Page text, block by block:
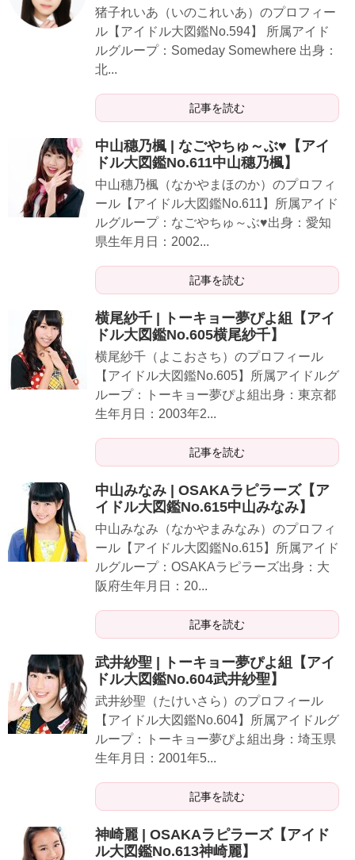
猪子れいあ（いのこれいあ）のプロフィー
ル【アイドル大図鑑No.594】 所属アイド
ルグループ：Someday Somewhere 出身：
北...
記事を読む
中山穗乃楓 | なごやちゅ～ぶ♥【アイ
ドル大図鑑No.611中山穗乃楓】
中山穗乃楓（なかやまほのか）のプロフィ
ール【アイドル大図鑑No.611】所属アイド
ルグループ：なごやちゅ～ぶ♥出身：愛知
県生年月日：2002...
記事を読む
横尾紗千 | トーキョー夢ぴよ組【アイ
ドル大図鑑No.605横尾紗千】
横尾紗千（よこおさち）のプロフィール
【アイドル大図鑑No.605】所属アイドルグ
ループ：トーキョー夢ぴよ組出身：東京都
生年月日：2003年2...
記事を読む
中山みなみ | OSAKAラピラーズ【ア
イドル大図鑑No.615中山みなみ】
中山みなみ（なかやまみなみ）のプロフィ
ール【アイドル大図鑑No.615】所属アイド
ルグループ：OSAKAラピラーズ出身：大
阪府生年月日：20...
記事を読む
武井紗聖 | トーキョー夢ぴよ組【アイ
ドル大図鑑No.604武井紗聖】
武井紗聖（たけいさら）のプロフィール
【アイドル大図鑑No.604】所属アイドルグ
ループ：トーキョー夢ぴよ組出身：埼玉県
生年月日：2001年5...
記事を読む
神崎麗 | OSAKAラピラーズ【アイド
ル大図鑑No.613神崎麗】